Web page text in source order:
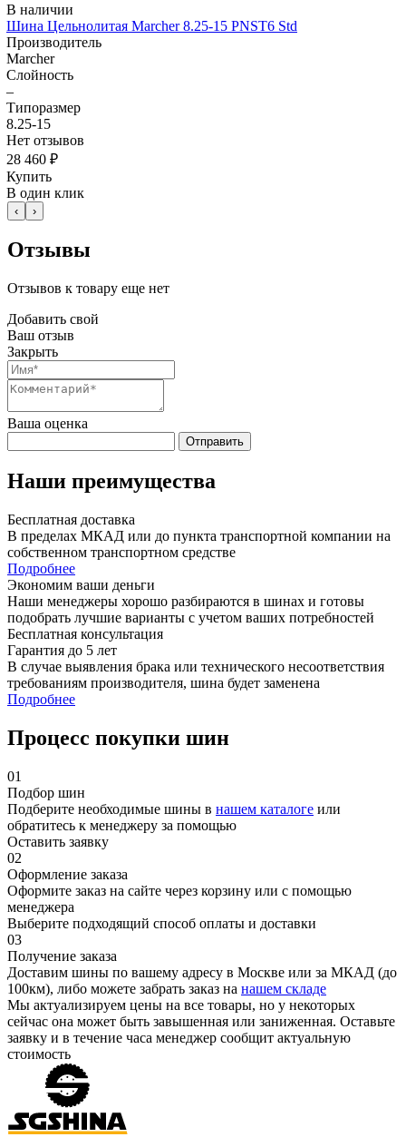
В наличии
Шина Цельнолитая Marcher 8.25-15 PNST6 Std
Производитель
Marcher
Слойность
–
Типоразмер
8.25-15
Нет отзывов
28 460 ₽
Купить
В один клик
‹ ›
Отзывы
Отзывов к товару еще нет
Добавить свой
Ваш отзыв
Закрыть
Ваша оценка
Отправить
Наши преимущества
Бесплатная доставка
В пределах МКАД или до пункта транспортной компании на
собственном транспортном средстве
Подробнее
Экономим ваши деньги
Наши менеджеры хорошо разбираются в шинах и готовы
подобрать лучшие варианты с учетом ваших потребностей
Бесплатная консультация
Гарантия до 5 лет
В случае выявления брака или технического несоответствия
требованиям производителя, шина будет заменена
Подробнее
Процесс покупки шин
01
Подбор шин
Подберите необходимые шины в нашем каталоге или
обратитесь к менеджеру за помощью
Оставить заявку
02
Оформление заказа
Оформите заказ на сайте через корзину или с помощью
менеджера
Выберите подходящий способ оплаты и доставки
03
Получение заказа
Доставим шины по вашему адресу в Москве или за МКАД (до
100км), либо можете забрать заказ на нашем складе
Мы актуализируем цены на все товары, но у некоторых
сейчас она может быть завышенная или заниженная. Оставьте
заявку и в течение часа менеджер сообщит актуальную
стоимость